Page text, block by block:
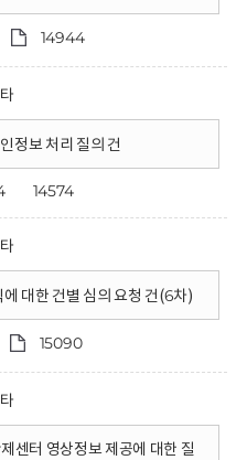
14944
정보 처리 질의 건
14574
대한 건별 심의 요청 건(6차)
15090
센터 영상정보 제공에 대한 질